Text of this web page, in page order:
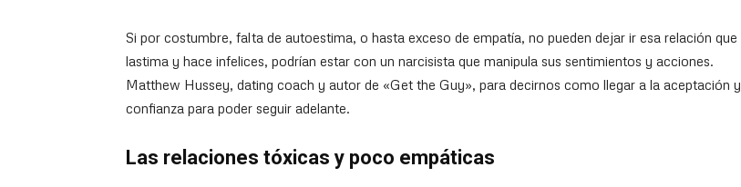
Si por costumbre, falta de autoestima, o hasta exceso de empatía, no pueden dejar ir esa relación que
lastima y hace infelices, podrían estar con un narcisista que manipula sus sentimientos y acciones.
Matthew Hussey, dating coach y autor de «Get the Guy», para decirnos como llegar a la aceptación y
confianza para poder seguir adelante.
Las relaciones tóxicas y poco empáticas